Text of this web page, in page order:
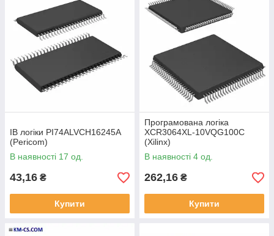
ІВ логіки PI74ALVCH16245A
(Pericom)
В наявності 17 од.
43,16 ₴
Купити
Програмована логіка
XCR3064XL-10VQG100C
(Xilinx)
В наявності 4 од.
262,16 ₴
Купити